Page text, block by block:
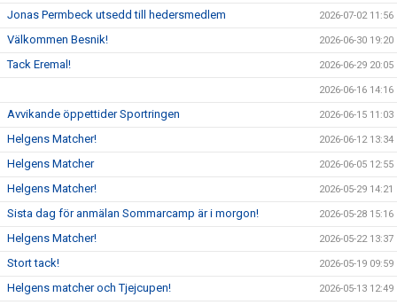
Jonas Permbeck utsedd till hedersmedlem 2026-07-02 11:56
Välkommen Besnik! 2026-06-30 19:20
Tack Eremal! 2026-06-29 20:05
2026-06-16 14:16
Avvikande öppettider Sportringen 2026-06-15 11:03
Helgens Matcher! 2026-06-12 13:34
Helgens Matcher 2026-06-05 12:55
Helgens Matcher! 2026-05-29 14:21
Sista dag för anmälan Sommarcamp är i morgon! 2026-05-28 15:16
Helgens Matcher! 2026-05-22 13:37
Stort tack! 2026-05-19 09:59
Helgens matcher och Tjejcupen! 2026-05-13 12:49